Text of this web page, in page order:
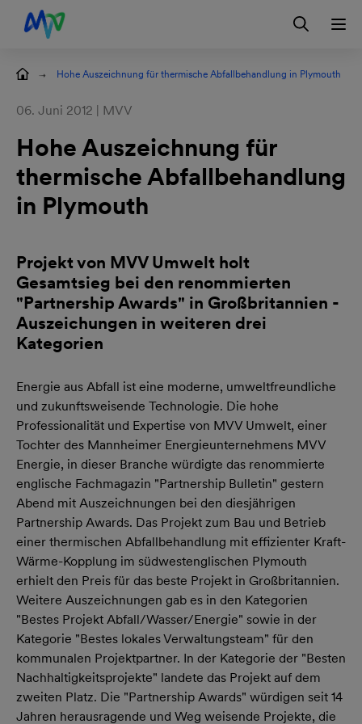
Zur Hauptnavigation springen
Zum Hauptinhalt springen
Zur Footernavigation springen
Kontakt EN Login
Hohe Auszeichnung für thermische Abfallbehandlung in Plymouth
06. Juni 2012 | MVV
Hohe Auszeichnung für
thermische Abfallbehandlung
in Plymouth
Projekt von MVV Umwelt holt
Gesamtsieg bei den renommierten
"Partnership Awards" in Großbritannien -
Auszeichungen in weiteren drei
Kategorien
Energie aus Abfall ist eine moderne, umweltfreundliche
und zukunftsweisende Technologie. Die hohe
Professionalität und Expertise von MVV Umwelt, einer
Tochter des Mannheimer Energieunternehmens MVV
Energie, in dieser Branche würdigte das renommierte
englische Fachmagazin "Partnership Bulletin" gestern
Abend mit Auszeichnungen bei den diesjährigen
Partnership Awards. Das Projekt zum Bau und Betrieb
einer thermischen Abfallbehandlung mit effizienter Kraft-
Wärme-Kopplung im südwestenglischen Plymouth
erhielt den Preis für das beste Projekt in Großbritannien.
Weitere Auszeichnungen gab es in den Kategorien
"Bestes Projekt Abfall/Wasser/Energie" sowie in der
Kategorie "Bestes lokales Verwaltungsteam" für den
kommunalen Projektpartner. In der Kategorie der "Besten
Nachhaltigkeitsprojekte" landete das Projekt auf dem
zweiten Platz. Die "Partnership Awards" würdigen seit 14
Jahren herausragende und Weg weisende Projekte, die